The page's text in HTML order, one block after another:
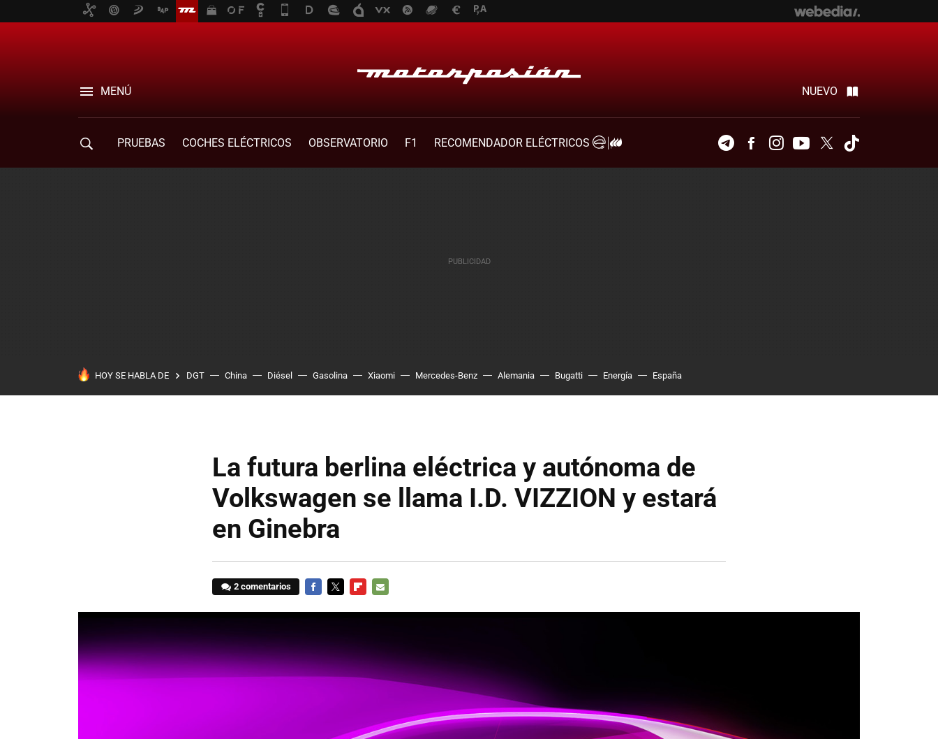
MENÚ NUEVO
PRUEBAS COCHES ELÉCTRICOS OBSERVATORIO F1
RECOMENDADOR ELÉCTRICOS
TelegramFacebookInstagramYoutubeTwitter
HOY SE HABLA DE DGT China Diésel Gasolina Xiaomi Mercedes-Benz Alemania Bugatti Energía España
La futura berlina eléctrica y autónoma de
Volkswagen se llama I.D. VIZZION y estará
en Ginebra
2 comentarios